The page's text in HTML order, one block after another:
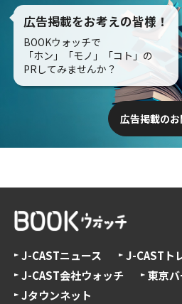
広告掲載をお考えの皆様！
BOOKウォッチで
「ホン」「モノ」「コト」の
PRしてみませんか？
広告掲載の
J-CASTニュース
J-CASTト
J-CAST会社ウォッチ
東京
Jタウンネット